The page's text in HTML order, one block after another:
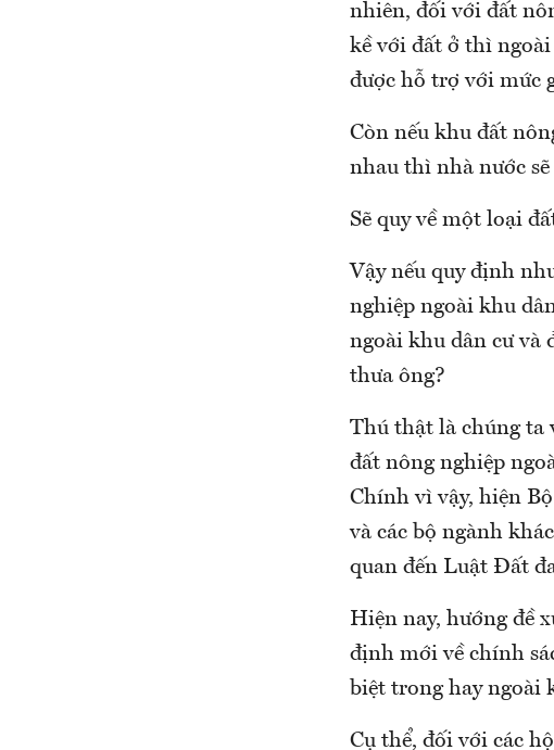
nhiên, đối với đất
kề với đất ở thì
được hỗ trợ với mức
Còn nếu khu đất
nhau thì nhà nước
Sẽ quy về một loại
Vậy nếu quy định
nghiệp ngoài khu
ngoài khu dân cư và
thưa ông?
Thú thật là chúng ta
đất nông nghiệp
Chính vì vậy, hiện
và các bộ ngành
quan đến Luật Đất
Hiện nay, hướng đề
định mới về chính
biệt trong hay ngoài
Cụ thể, đối với các